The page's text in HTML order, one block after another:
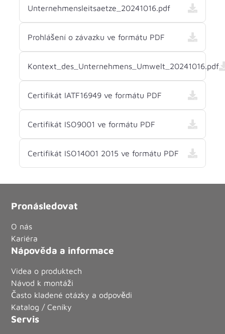
Unternehmensleitsaetze_20241016.pdf
Prohlášení o závazku ve formátu PDF
Kontext_des_Unternehmens_Umwelt_20241016.pdf
Certifikát IATF16949 ve formátu PDF
Certifikát ISO9001 ve formátu PDF
Certifikát ISO14001 2015 ve formátu PDF
Pronásledovat
O nás
Kariéra
Nápověda a informace
Videa o produktech
Návod k montáži
Často kladené otázky a odpovědi
Katalog / Ceníky
Servis